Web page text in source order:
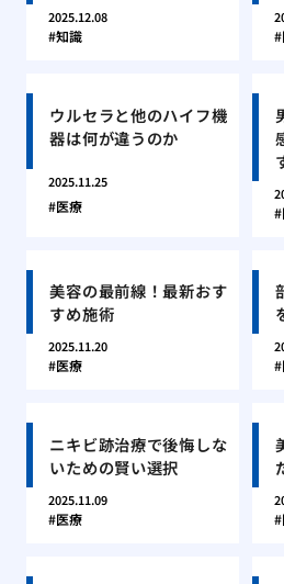
2025.12.08
知識
ウルセラと他のハイフ機
器は何が違うのか
2025.11.25
医療
美容の最前線！最新おす
すめ施術
2025.11.20
医療
ニキビ跡治療で後悔しな
いための賢い選択
2025.11.09
医療